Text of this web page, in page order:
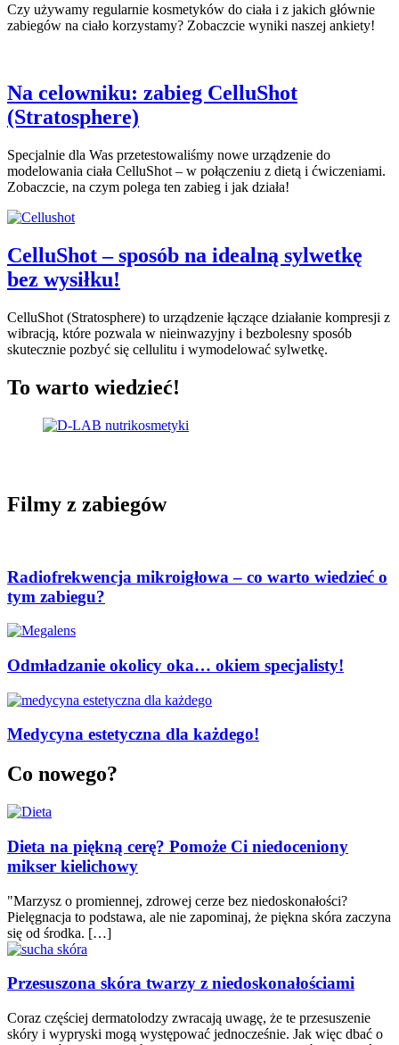
Czy używamy regularnie kosmetyków do ciała i z jakich głównie
zabiegów na ciało korzystamy? Zobaczcie wyniki naszej ankiety!
Na celowniku: zabieg CelluShot
(Stratosphere)
Specjalnie dla Was przetestowaliśmy nowe urządzenie do
modelowania ciała CelluShot – w połączeniu z dietą i ćwiczeniami.
Zobaczcie, na czym polega ten zabieg i jak działa!
CelluShot – sposób na idealną sylwetkę
bez wysiłku!
CelluShot (Stratosphere) to urządzenie łączące działanie kompresji z
wibracją, które pozwala w nieinwazyjny i bezbolesny sposób
skutecznie pozbyć się cellulitu i wymodelować sylwetkę.
To warto wiedzieć!
Filmy z zabiegów
Radiofrekwencja mikroigłowa – co warto wiedzieć o
tym zabiegu?
Odmładzanie okolicy oka… okiem specjalisty!
Medycyna estetyczna dla każdego!
Co nowego?
Dieta na piękną cerę? Pomoże Ci niedoceniony
mikser kielichowy
"Marzysz o promiennej, zdrowej cerze bez niedoskonałości?
Pielęgnacja to podstawa, ale nie zapominaj, że piękna skóra zaczyna
się od środka. […]
Przesuszona skóra twarzy z niedoskonałościami
Coraz częściej dermatolodzy zwracają uwagę, że te przesuszenie
skóry i wypryski mogą występować jednocześnie. Jak więc dbać o